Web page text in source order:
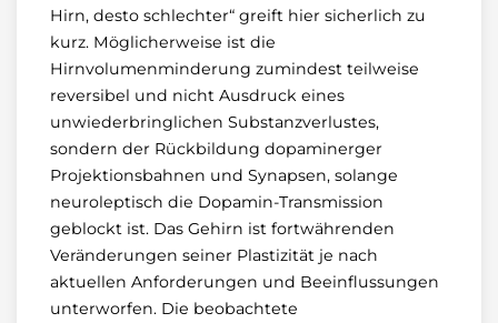
Hirn, desto schlechter“ greift hier sicherlich zu
kurz. Möglicherweise ist die
Hirnvolumenminderung zumindest teilweise
reversibel und nicht Ausdruck eines
unwiederbringlichen Substanzverlustes,
sondern der Rückbildung dopaminerger
Projektionsbahnen und Synapsen, solange
neuroleptisch die Dopamin-Transmission
geblockt ist. Das Gehirn ist fortwährenden
Veränderungen seiner Plastizität je nach
aktuellen Anforderungen und Beeinflussungen
unterworfen. Die beobachtete